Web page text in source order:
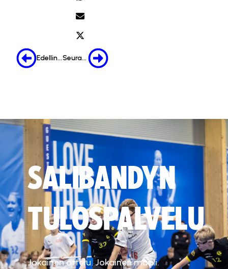
Edellinen Seuraava
SALIBANDYN
TULOSPALVELU
Jokainen ottelu. Jokainen maali.